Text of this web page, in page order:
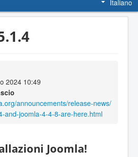
Italiano
2024 10:49
announcements/release-news/
and-joomla-4-4-8-are-here.html
Joomla!